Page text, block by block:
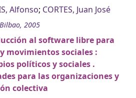
Alfonso; CORTES, Juan José
2005
al software libre para
movimientos sociales :
políticos y sociales .
para las organizaciones y
colectiva